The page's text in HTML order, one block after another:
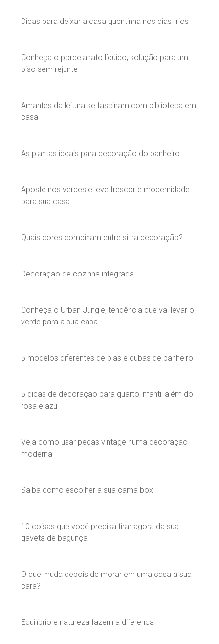
Dicas para deixar a casa quentinha nos dias frios
Conheça o porcelanato líquido, solução para um
piso sem rejunte
Amantes da leitura se fascinam com biblioteca em
casa
As plantas ideais para decoração do banheiro
Aposte nos verdes e leve frescor e modernidade
para sua casa
Quais cores combinam entre si na decoração?
Decoração de cozinha integrada
Conheça o Urban Jungle, tendência que vai levar o
verde para a sua casa
5 modelos diferentes de pias e cubas de banheiro
5 dicas de decoração para quarto infantil além do
rosa e azul
Veja como usar peças vintage numa decoração
moderna
Saiba como escolher a sua cama box
10 coisas que você precisa tirar agora da sua
gaveta de bagunça
O que muda depois de morar em uma casa a sua
cara?
Equilíbrio e natureza fazem a diferença